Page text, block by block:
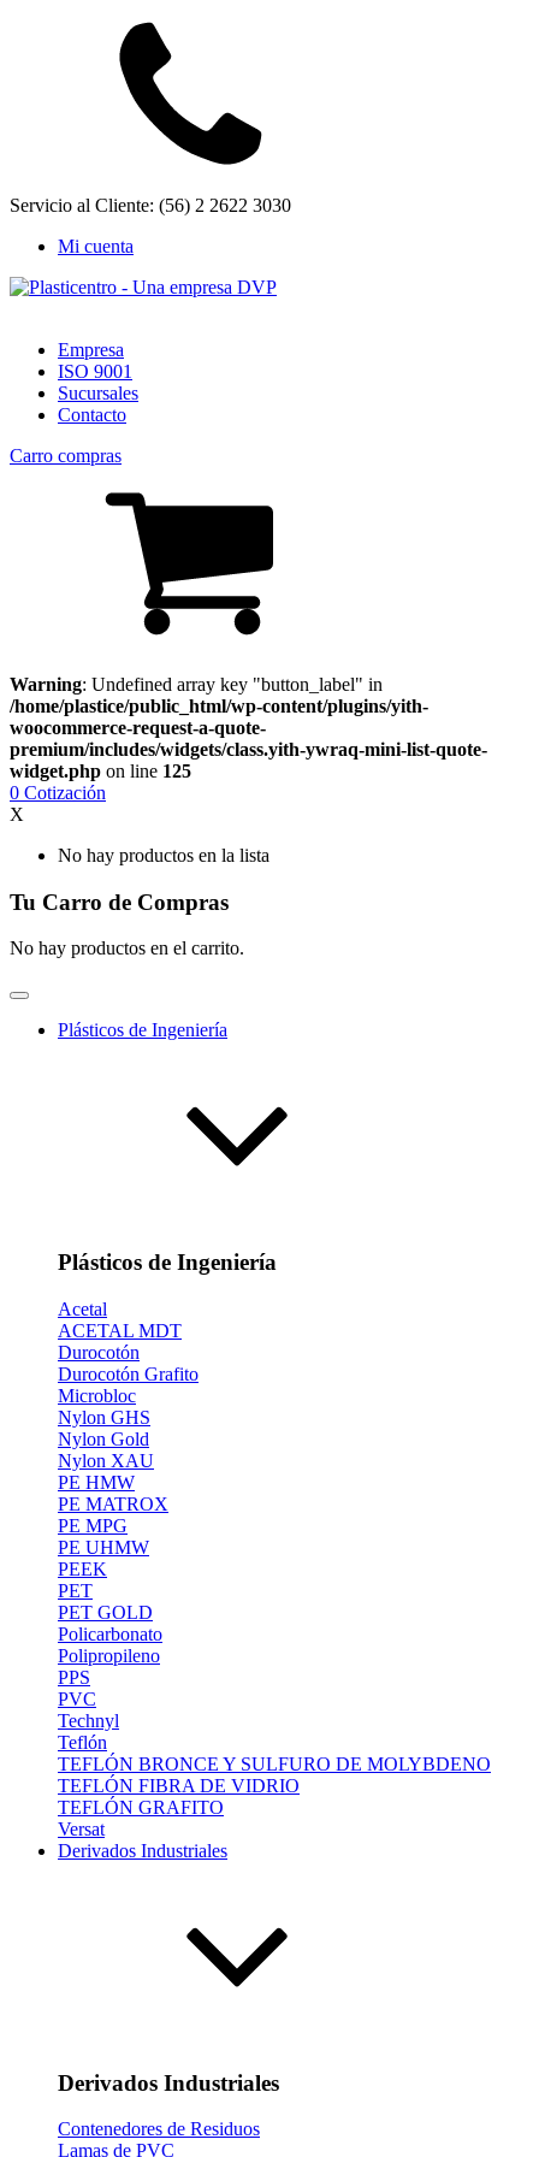
Servicio al Cliente: (56) 2 2622 3030
Mi cuenta
Empresa
ISO 9001
Sucursales
Contacto
Carro compras
Warning: Undefined array key "button_label" in
/home/plastice/public_html/wp-content/plugins/yith-
woocommerce-request-a-quote-
premium/includes/widgets/class.yith-ywraq-mini-list-quote-
widget.php on line 125
0 Cotización
X
No hay productos en la lista
Tu Carro de Compras
No hay productos en el carrito.
Plásticos de Ingeniería
Plásticos de Ingeniería
Acetal
ACETAL MDT
Durocotón
Durocotón Grafito
Microbloc
Nylon GHS
Nylon Gold
Nylon XAU
PE HMW
PE MATROX
PE MPG
PE UHMW
PEEK
PET
PET GOLD
Policarbonato
Polipropileno
PPS
PVC
Technyl
Teflón
TEFLÓN BRONCE Y SULFURO DE MOLYBDENO
TEFLÓN FIBRA DE VIDRIO
TEFLÓN GRAFITO
Versat
Derivados Industriales
Derivados Industriales
Contenedores de Residuos
Lamas de PVC